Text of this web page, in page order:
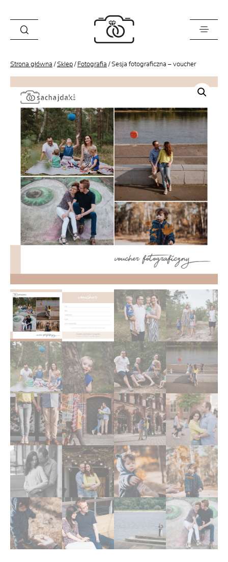
Historie
Opinie
Oferta
O mnie
Blog
Sklep
Kontakt
Strona główna/Sklep/Fotografia/ Sesja fotograficzna – voucher